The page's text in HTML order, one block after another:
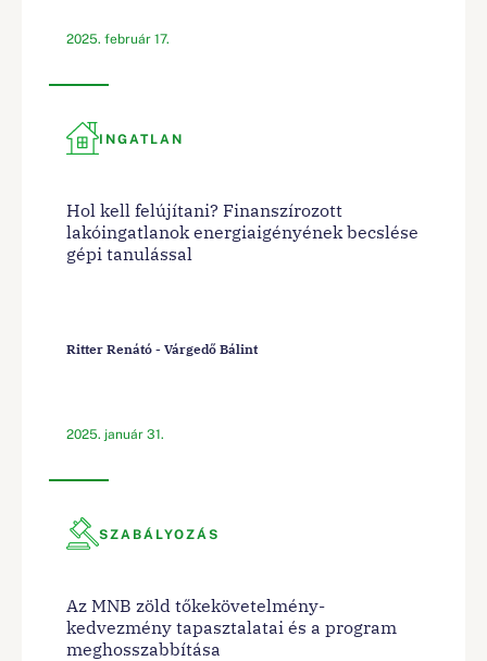
2025. február 17.
INGATLAN
Hol kell felújítani? Finanszírozott
lakóingatlanok energiaigényének becslése
gépi tanulással
Ritter Renátó - Várgedő Bálint
2025. január 31.
SZABÁLYOZÁS
Az MNB zöld tőkekövetelmény-
kedvezmény tapasztalatai és a program
meghosszabbítása